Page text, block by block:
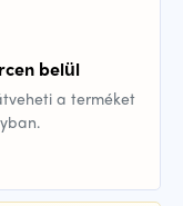
belül
a terméket